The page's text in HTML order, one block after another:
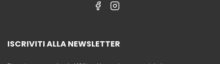
ISCRIVITI ALLA NEWSLETTER